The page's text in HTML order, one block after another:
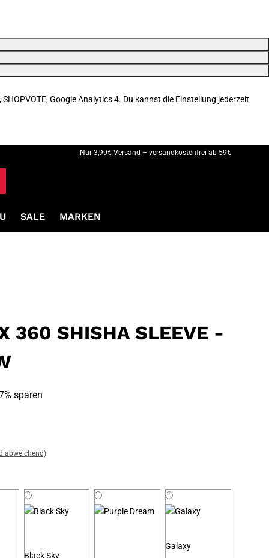
Google Analytics 4. Du kannst die Einstellung jederzeit
Nur 3,99€ Versand – versandkostenfrei ab 59€
SALE MARKEN
360 SHISHA SLEEVE -
sparen
abweichend)
Black Sky
Galaxy